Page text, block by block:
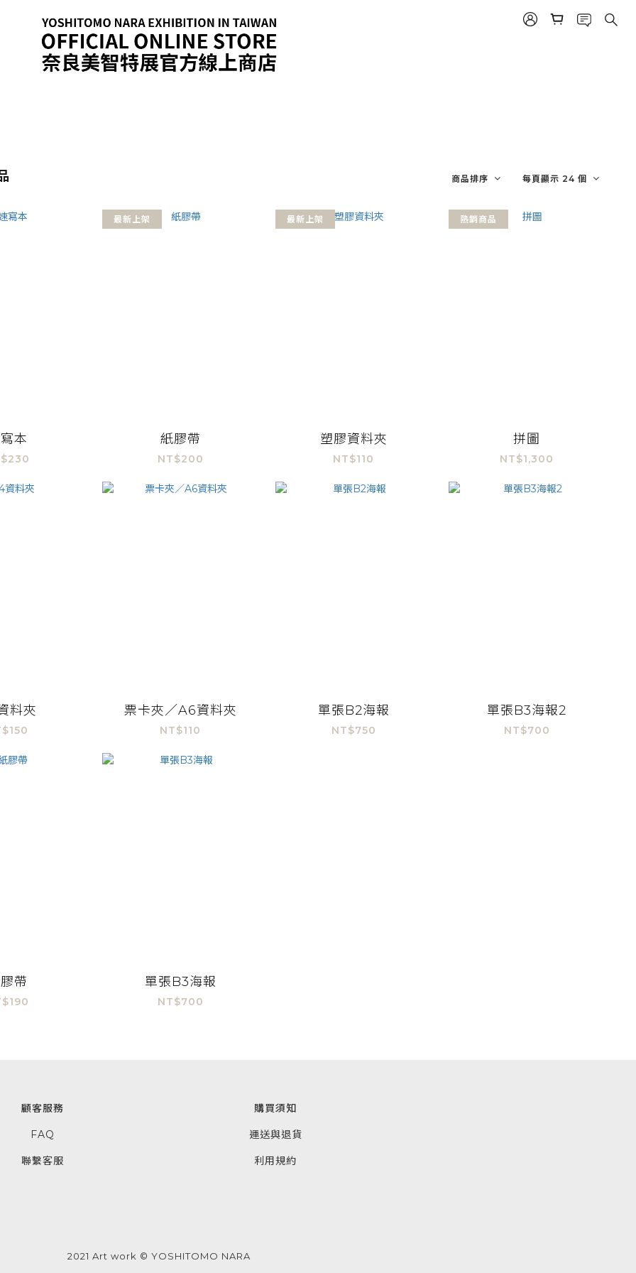
商品排序 每頁顯示 24 個
本
最新上架
紙膠帶
NT$200
最新上架
塑膠資料夾
NT$110
熱銷商品
拼圖
NT$1,300
料夾 票卡夾／A6資料夾
NT$110
單張B2海報
NT$750
單張B3海報2
NT$700
帶 單張B3海報
NT$700
顧客服務
FAQ
聯繫客服
購買須知
運送與退貨
利用規約
2021 Art work ©︎ YOSHITOMO NARA